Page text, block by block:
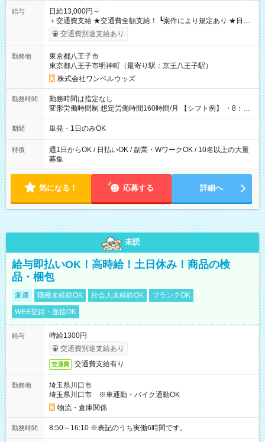
給与
日給13,000円～
＋交通費支給 ★交通費全額支給！ ┗案件により規定あり ★日払
いOK！（規定あり） ┗働いたその日に現金GET♪ お仕事後はコ
ンビニATMから 日払い分を引き落とせます！ 【試用期間】試
交通費別途支給あり
勤務地
東京都八王子市
東京都八王子市明神町（最寄り駅：京王八王子駅）
株式会社ワンベルウッズ
勤務時間
勤務時間は指定なし
変形労働時間制 想定労働時間160時間/月 【シフト例】 ・8：00
～21：00
期間 単発・1日のみOK
特徴
週1日からOK / 日払いOK / 副業・WワークOK / 10名以上の大量
募集
気になる！ 応募する 詳細へ
未読
給与即払いOK！高時給！土日休み！商品の検
品・梱包
派遣 職種未経験OK 社会人未経験OK
ブランクOK
WEB登録・面接OK
給与
時給1300円
交通費別途支給あり
交通費 交通費支給有り
勤務地
埼玉県川口市
埼玉県川口市 ※車通勤・バイク通勤OK
物流・倉庫関係
勤務時間 8:50～16:10 ※表記のうち実働6時間です。